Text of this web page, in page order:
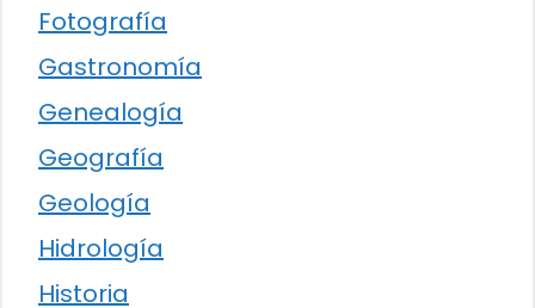
Fotografía
Gastronomía
Genealogía
Geografía
Geología
Hidrología
Historia